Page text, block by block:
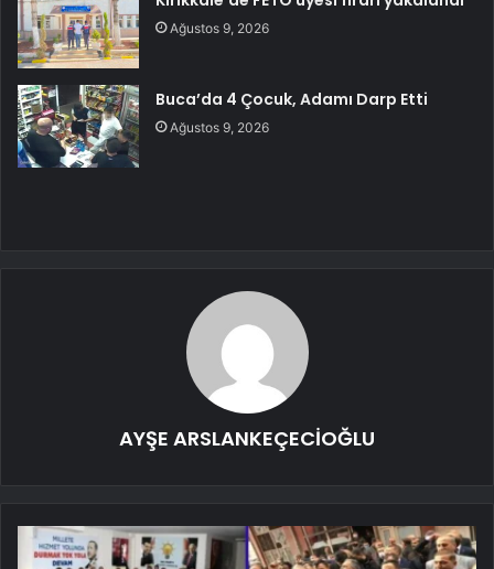
Ağustos 9, 2026
Buca’da 4 Çocuk, Adamı Darp Etti
Ağustos 9, 2026
AYŞE ARSLANKEÇECİOĞLU